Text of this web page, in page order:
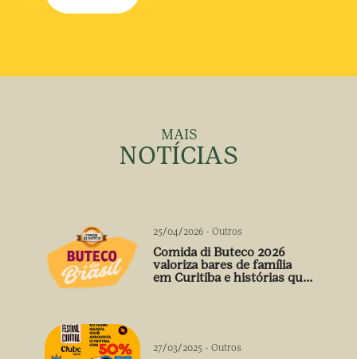
MAIS
NOTÍCIAS
25/04/2026 - Outros
Comida di Buteco 2026
valoriza bares de família
em Curitiba e histórias que
27/03/2025 - Outros